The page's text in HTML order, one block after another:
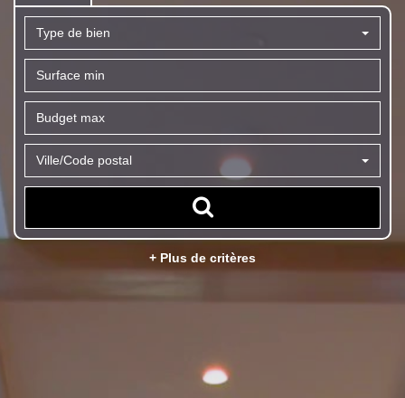
Type de bien
Ville/Code postal
+ Plus de critères